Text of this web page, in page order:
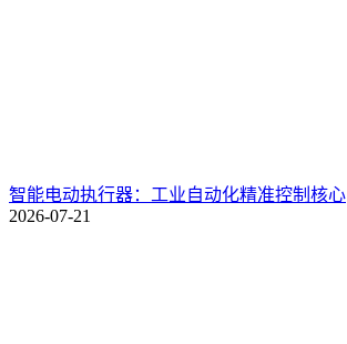
智能电动执行器：工业自动化精准控制核心
2026-07-21